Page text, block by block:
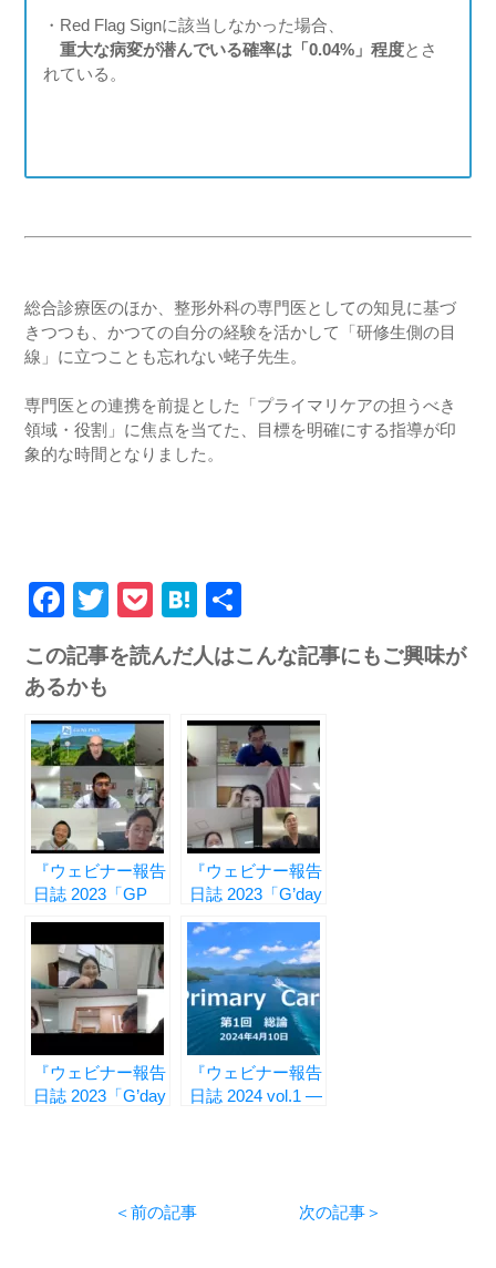
・Red Flag Signに該当しなかった場合、
重大な病変が潜んでいる確率は「0.04%」程度とさ
れている。
総合診療医のほか、整形外科の専門医としての知見に基づ
きつつも、かつての自分の経験を活かして「研修生側の目
線」に立つことも忘れない蛯子先生。
専門医との連携を前提とした「プライマリケアの担うべき
領域・役割」に焦点を当てた、目標を明確にする指導が印
象的な時間となりました。
Facebook
Twitter
PocketHatena
この記事を読んだ人はこんな記事にもご興味が
あるかも
『ウェビナー報告
日誌 2023「GP
vol.1 ― 外来診療
を乗り切るための
コツ ―』
『ウェビナー報告
日誌 2023「G’day
診療所での診察
―』
『ウェビナー報告
日誌 2023「G’day
『ウェビナー報告
日誌 2024 vol.1 ―
＜前の記事 次の記事＞